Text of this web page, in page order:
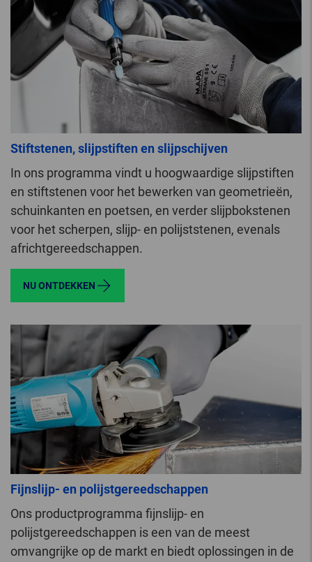
Stiftstenen, slijpstiften en slijpschijven
In ons programma vindt u hoogwaardige slijpstiften
en stiftstenen voor het bewerken van geometrieën,
schuinkanten en poetsen, en verder slijpbokstenen
voor het scherpen, slijp- en polijststenen, evenals
africhtgereedschappen.
NU ONTDEKKEN
Fijnslijp- en polijstgereedschappen
Ons productprogramma fijnslijp- en
polijstgereedschappen is een van de meest
omvangrijke op de markt en biedt oplossingen in de